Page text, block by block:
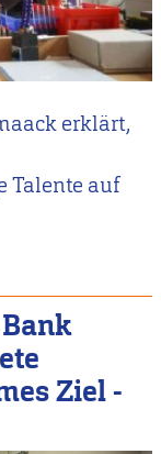
erklärt,
Talente auf
Ziel -